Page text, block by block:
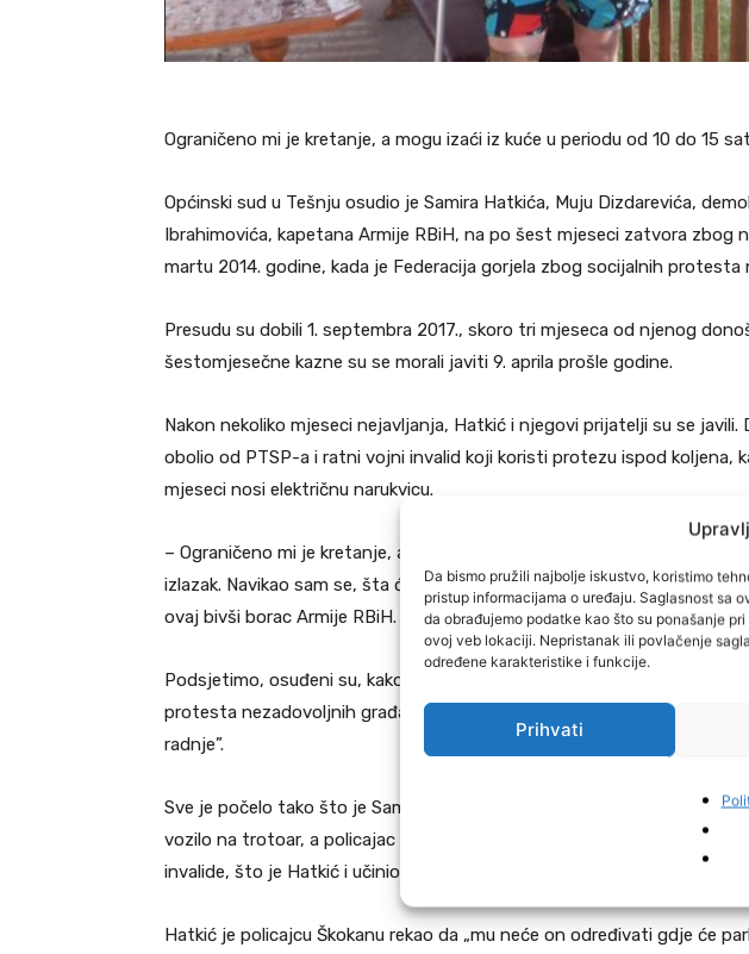
Da bismo pružili najbolje iskustvo, koristimo
pristup informacijama o uređaju. Saglasnost sa
da obrađujemo podatke kao što su ponašanje
ovoj veb lokaciji. Nepristanak ili povlačenje
određene karakteristike i funkcije.
Prihvati
Ograničeno mi je kretanje, a mogu izaći iz kuće u periodu od 10 do 15
Općinski sud u Tešnju osudio je Samira Hatkića, Muju Dizdarevića,
Ibrahimovića, kapetana Armije RBiH, na po šest mjeseci zatvora zbog
martu 2014. godine, kada je Federacija gorjela zbog socijalnih protesta
Presudu su dobili 1. septembra 2017., skoro tri mjeseca od njenog
šestomjesečne kazne su se morali javiti 9. aprila prošle godine.
Nakon nekoliko mjeseci nejavljanja, Hatkić i njegovi prijatelji su se javili.
obolio od PTSP-a i ratni vojni invalid koji koristi protezu ispod koljena,
mjeseci nosi električnu narukvicu.
– Ograničeno mi je kretanje, a mogu izaći iz kuće u periodu od 10 do 15
izlazak. Navikao sam se, šta ću. Ima opcija da se žalim dalje poslije
ovaj bivši borac Armije RBiH.
Podsjetimo, osuđeni su, kako je to obrazloženo u presudi, jer su za
protesta nezadovoljnih građana Tešnja “pokušali spriječiti policajce PS
radnje”.
Sve je počelo tako što je Samir Hatkić, u vrijeme protesta ispred
vozilo na trotoar, a policajac u civilu Senad Škokan upozorio ga da
invalide, što je Hatkić i učinio.
Hatkić je policajcu Škokanu rekao da „mu neće on određivati gdje će